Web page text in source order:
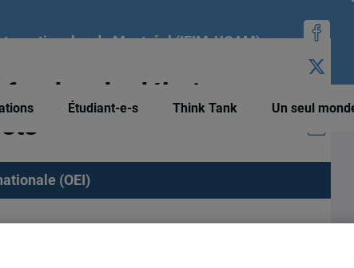
de Montréal (IEIM-UQAM)
Étudiant-e-s Think Tank Un seul
du déboisement
(OEI)
de la dégradation des forêts